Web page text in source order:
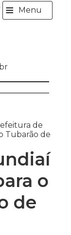
≡ Menu
de
Tubarão de
o
de